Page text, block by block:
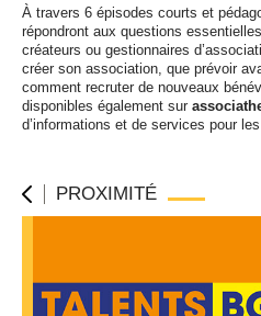
À travers 6 épisodes courts et
répondront aux questions
créateurs ou gestionnaires
créer son association, que prévoir
comment recruter de nouveaux
disponibles également sur
d’informations et de services pour
PROXIMITÉ